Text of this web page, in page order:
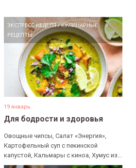
ЭКСПРЕСС НЕДЕЛЯ/КУЛИНАРНЫЕ
РЕЦЕПТЫ
19 январь
Для бодрости и здоровья
Овощные чипсы, Салат «Энергия»,
Картофельный суп с пекинской
капустой, Кальмары с киноа, Хумус из...